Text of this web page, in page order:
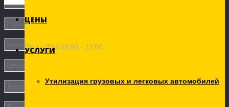
Пон - Птн 09:00 - 21:00
ЦЕНЫ
УСЛУГИ
Утилизация грузовых и легковых автомобилей